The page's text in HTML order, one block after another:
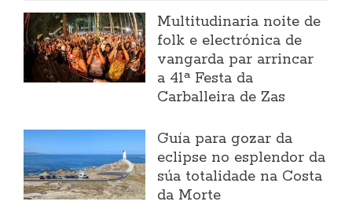
Multitudinaria noite de
folk e electrónica de
vangarda par arrincar
a 41ª Festa da
Carballeira de Zas
Guía para gozar da
eclipse no esplendor da
súa totalidade na Costa
da Morte